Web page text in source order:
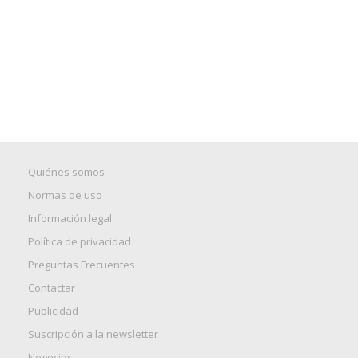
Quiénes somos
Normas de uso
Información legal
Política de privacidad
Preguntas Frecuentes
Contactar
Publicidad
Suscripción a la newsletter